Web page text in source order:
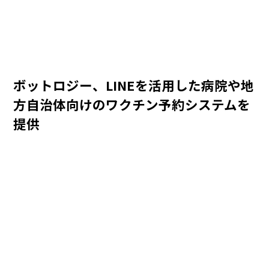
ボットロジー、LINEを活用した病院や地
方自治体向けのワクチン予約システムを
提供